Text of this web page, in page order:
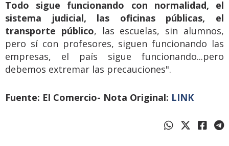
Todo sigue funcionando con normalidad, el
sistema judicial, las oficinas públicas, el
transporte público, las escuelas, sin alumnos,
pero sí con profesores, siguen funcionando las
empresas, el país sigue funcionando...pero
debemos extremar las precauciones".
Fuente: El Comercio- Nota Original: LINK